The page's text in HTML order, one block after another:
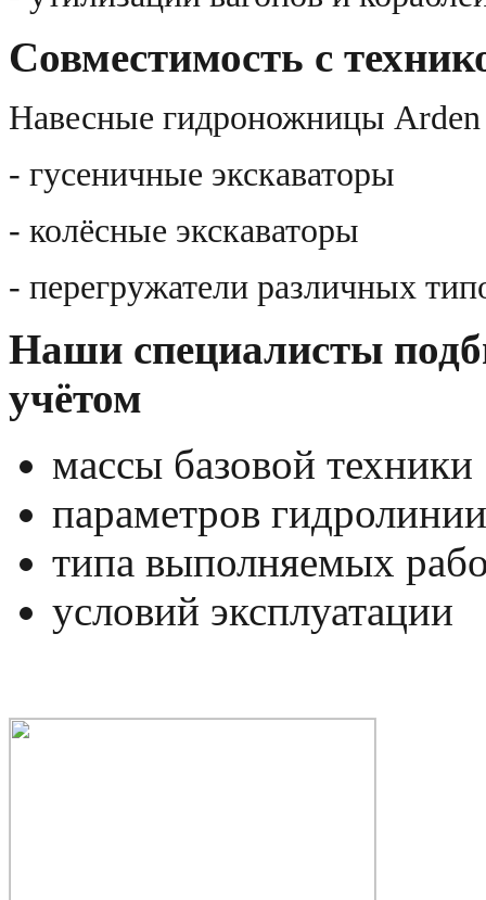
Совместимость с
Навесные гидроножницы Arden
- гусеничные экскаваторы
- колёсные экскаваторы
- перегружатели различных
Наши специалисты
учётом
массы базовой техники
параметров гидролинии
типа выполняемых
условий эксплуатации